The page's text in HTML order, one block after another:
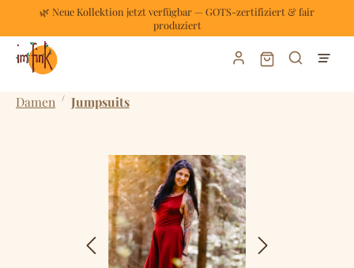
Zum Hauptinhalt springen
🌿 Neue Kollektion jetzt verfügbar — GOTS-zertifiziert & fair
produziert
Warenkorb
Damen / Jumpsuits
Bildergalerie überspringen